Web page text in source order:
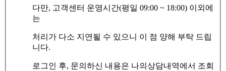
다만, 고객센터 운영시간(평일 09:00 ~ 18:00) 이외에
는
처리가 다소 지연될 수 있으니 이 점 양해 부탁 드립
니다.
로그인 후, 문의하신 내용은 나의상담내역에서 조회